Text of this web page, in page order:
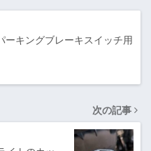
キングブレーキスイッチ用
次の記事